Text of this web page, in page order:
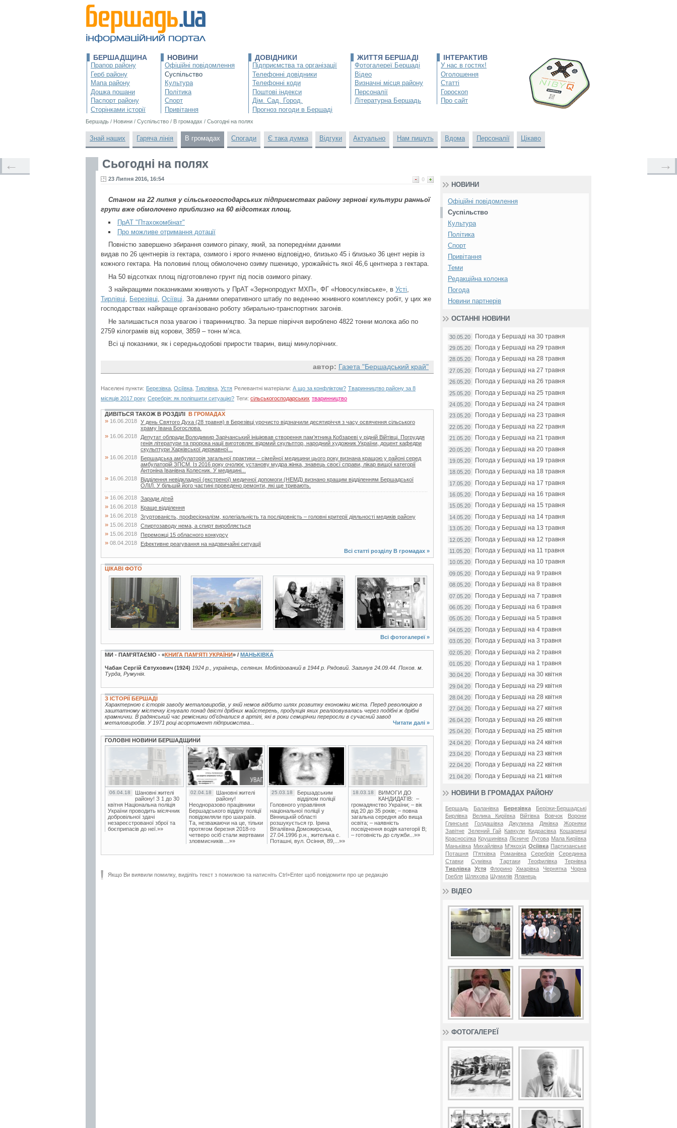
БЕРШАДЩИНА
Прапор району
Герб району
Мапа району
Дошка пошани
Паспорт району
Сторінками історії
НОВИНИ
Офіційні повідомлення
Суспільство
Культура
Політика
Спорт
Привітання
ДОВІДНИКИ
Підприємства та організації
Телефонні довідники
Телефонні коди
Поштові індекси
Дім. Сад. Город.
Прогноз погоди в Бершаді
ЖИТТЯ БЕРШАДІ
Фотогалереї Бершаді
Відео
Визначні місця району
Персоналії
Літературна Бершадь
ІНТЕРАКТИВ
У нас в гостях!
Оголошення
Статті
Гороскоп
Про сайт
Бершадь / Новини / Суспільство / В громадах / Сьогодні на полях
Знай наших Гаряча лінія В громадах Спогади Є така думка Відгуки Актуально Нам пишуть Вдома Персоналії Цікаво
Сьогодні на полях
0
23 Липня 2016, 16:54
Станом на 22 липня у сільськогосподарських підприємствах району зернові культури ранньої
групи вже обмолочено приблизно на 60 відсотках площ.
ПрАТ "Птахокомбінат"
Про можливе отримання дотації
Повністю завершено збирання озимого ріпаку, який, за попередніми даними
видав по 26 центнерів із гектара, озимого і ярого ячменю відповідно, близько 45 і близько 36 цент нерів із
кожного гектара. На половині площ обмолочено озиму пшеницю, урожайність якої 46,6 центнера з гектара.
На 50 відсотках площ підготовлено грунт під посів озимого ріпаку.
З найкращими показниками жнивують у ПрАТ «Зернопродукт МХП», ФГ «Новосулківське», в Усті,
Тирлівці, Березівці, Осіївці. За даними оперативного штабу по веденню жнивного комплексу робіт, у цих же
господарствах найкраще організовано роботу збирально-транспортних загонів.
Не залишається поза увагою і тваринництво. За перше півріччя вироблено 4822 тонни молока або по
2759 кілограмів від корови, 3859 – тонн м’яса.
Всі ці показники, як і середньодобові прирости тварин, вищі минулорічних.
автор: Газета "Бершадський край"
Населені пункти: Березівка Осіївка Тирлівка Устя Релевантні матеріали: А що за конфліктом? Тваринництво району за 8
місяців 2017 року Серебрія: як поліпшити ситуацію? Теги: сільськогосподарських тваринництво
← →
ДИВІТЬСЯ ТАКОЖ В РОЗДІЛІ В ГРОМАДАХ
» 16.06.2018 У день Святого Духа (28 травня) в Березівці урочисто відзначили десятиріччя з часу освячення сільського
храму Івана Богослова.
» 16.06.2018
Депутат облради Володимир Зарічанський ініціював створення пам’ятника Кобзареві у рідній Війтівці. Погруддя
генія літератури та пророка нації виготовляє відомий скульптор, народний художник України, доцент кафедри
скульптури Харківської державної...
» 16.06.2018
Бершадська амбулаторія загальної практики – сімейної медицини цього року визнана кращою у районі серед
амбулаторій ЗПСМ. Із 2016 року очолює установу мудра жінка, знавець своєї справи, лікар вищої категорії
Антоніна Іванівна Колесник. У медицині...
» 16.06.2018
Відділення невідкладної (екстреної) медичної допомоги (НЕМД) визнано кращим відділенням Бершадської
ОЛІЛ. У більшій його частині проведено ремонти, які ще тривають.
» 16.06.2018 Заради дітей
» 16.06.2018 Краще відділення
» 16.06.2018 Згуртованість, професіоналізм, колегіальність та послідовність – головні критерії діяльності медиків району
» 15.06.2018 Спиртозаводу нема, а спирт виробляється
» 15.06.2018 Переможці 15 обласного конкурсу
» 08.04.2018
Ефективне реагування на надзвичайні ситуації
Всі статті розділу В громадах »
ЦІКАВІ ФОТО
5 фото 2 фото
Всі фотогалереї »
МИ - ПАМ’ЯТАЄМО - «КНИГА ПАМ’ЯТІ УКРАЇНИ» / МАНЬКІВКА
Чабан Сергій Євтухович (1924) 1924 р., українець, селянин. Мобілізований в 1944 р. Рядовий. Загинув 24.09.44. Похов. м.
Турда, Румунія.
З ІСТОРІЇ БЕРШАДІ
Характерною є історія заводу металовиробів, у якій немов відбито шлях розвитку економіки міста. Перед революцією в
заштатному містечку існувало понад двісті дрібних майстерень, продукція яких реалізовувалась через подібні ж дрібні
крамнички. В радянський час ремісники об'єдналися в артілі, які в роки семирічки переросли в сучасний завод
металовиробів. У 1971 році асортимент підприємства...
Читати далі »
ГОЛОВНІ НОВИНИ БЕРШАДЩИНИ
06.04.18
Шановні жителі
району! З 1 до 30
квітня Національна поліція
України проводить місячник
добровільної здачі
незареєстрованої зброї та
боєприпасів до неї.»»
02.04.18
Шановні жителі
району!
Неодноразово працівники
Бершадського відділу поліції
повідомляли про шахраїв.
Та, незважаючи на це, тільки
протягом березня 2018-го
четверо осіб стали жертвами
зловмисників....»»
25.03.18
Бершадським
відділом поліції
Головного управління
національної поліції у
Вінницькій області
розшукується гр. Ірина
Віталіївна Доможирська,
27.04.1996 р.н., жителька с.
Поташні, вул. Осіння, 89,...»»
18.03.18
ВИМОГИ ДО
КАНДИДАТІВ: –
громадянство України; – вік
від 20 до 35 років; – повна
загальна середня або вища
освіта; – наявність
посвідчення водія категорії В;
– готовність до служби...»»
Якщо Ви виявили помилку, виділіть текст з помилкою та натисніть Ctrl+Enter щоб повідомити про це редакцію
НОВИНИ
Офіційні повідомлення
Суспільство
Культура
Політика
Спорт
Привітання
Теми
Редакційна колонка
Погода
Новини партнерів
ОСТАННІ НОВИНИ
30.05.20 Погода у Бершаді на 30 травня
29.05.20 Погода у Бершаді на 29 травня
28.05.20 Погода у Бершаді на 28 травня
27.05.20 Погода у Бершаді на 27 травня
26.05.20 Погода у Бершаді на 26 травня
25.05.20 Погода у Бершаді на 25 травня
24.05.20 Погода у Бершаді на 24 травня
23.05.20 Погода у Бершаді на 23 травня
22.05.20 Погода у Бершаді на 22 травня
21.05.20 Погода у Бершаді на 21 травня
20.05.20 Погода у Бершаді на 20 травня
19.05.20 Погода у Бершаді на 19 травня
18.05.20 Погода у Бершаді на 18 травня
17.05.20 Погода у Бершаді на 17 травня
16.05.20 Погода у Бершаді на 16 травня
15.05.20 Погода у Бершаді на 15 травня
14.05.20 Погода у Бершаді на 14 травня
13.05.20 Погода у Бершаді на 13 травня
12.05.20 Погода у Бершаді на 12 травня
11.05.20 Погода у Бершаді на 11 травня
10.05.20 Погода у Бершаді на 10 травня
09.05.20 Погода у Бершаді на 9 травня
08.05.20 Погода у Бершаді на 8 травня
07.05.20 Погода у Бершаді на 7 травня
06.05.20 Погода у Бершаді на 6 травня
05.05.20 Погода у Бершаді на 5 травня
04.05.20 Погода у Бершаді на 4 травня
03.05.20 Погода у Бершаді на 3 травня
02.05.20 Погода у Бершаді на 2 травня
01.05.20 Погода у Бершаді на 1 травня
30.04.20 Погода у Бершаді на 30 квітня
29.04.20 Погода у Бершаді на 29 квітня
28.04.20 Погода у Бершаді на 28 квітня
27.04.20 Погода у Бершаді на 27 квітня
26.04.20 Погода у Бершаді на 26 квітня
25.04.20 Погода у Бершаді на 25 квітня
24.04.20 Погода у Бершаді на 24 квітня
23.04.20 Погода у Бершаді на 23 квітня
22.04.20 Погода у Бершаді на 22 квітня
21.04.20 Погода у Бершаді на 21 квітня
НОВИНИ В ГРОМАДАХ РАЙОНУ
Бершадь Баланівка Березівка
Берізки-Бершадські
Бирлівка
Велика Киріївка Війтівка Вовчок
Ворони
Глинське
Голдашівка Джулинка Дяківка
Жорняки
Завітне Зелений Гай Кавкули Кидрасівка
Кошаринці
Красносілка Крушинівка Лісниче Лугова Мала Киріївка
Маньківка Михайлівка М'якохід Осіївка Партизанське
Поташня
П'ятківка Романівка Серебрія
Серединка
Ставки
Сумівка Тартаки Теофилівка
Тернівка
Тирлівка
Устя Флорино Хмарівка Чернятка
Чорна
Гребля
Шляхова Шумилів Яланець
ВІДЕО
ФОТОГАЛЕРЕЇ